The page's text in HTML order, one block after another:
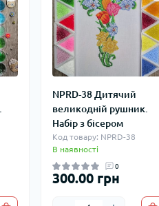
NPRD-38 Дитячий
великодній рушник.
Набір з бісером
Код товару: NPRD-38
В наявності
0
300.00 грн